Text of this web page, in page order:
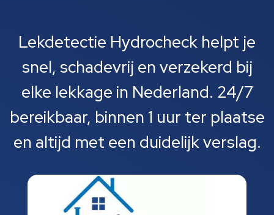
Lekdetectie Hydrocheck helpt je
snel, schadevrij en verzekerd bij
elke lekkage in Nederland. 24/7
bereikbaar, binnen 1 uur ter plaatse
en altijd met een duidelijk verslag.